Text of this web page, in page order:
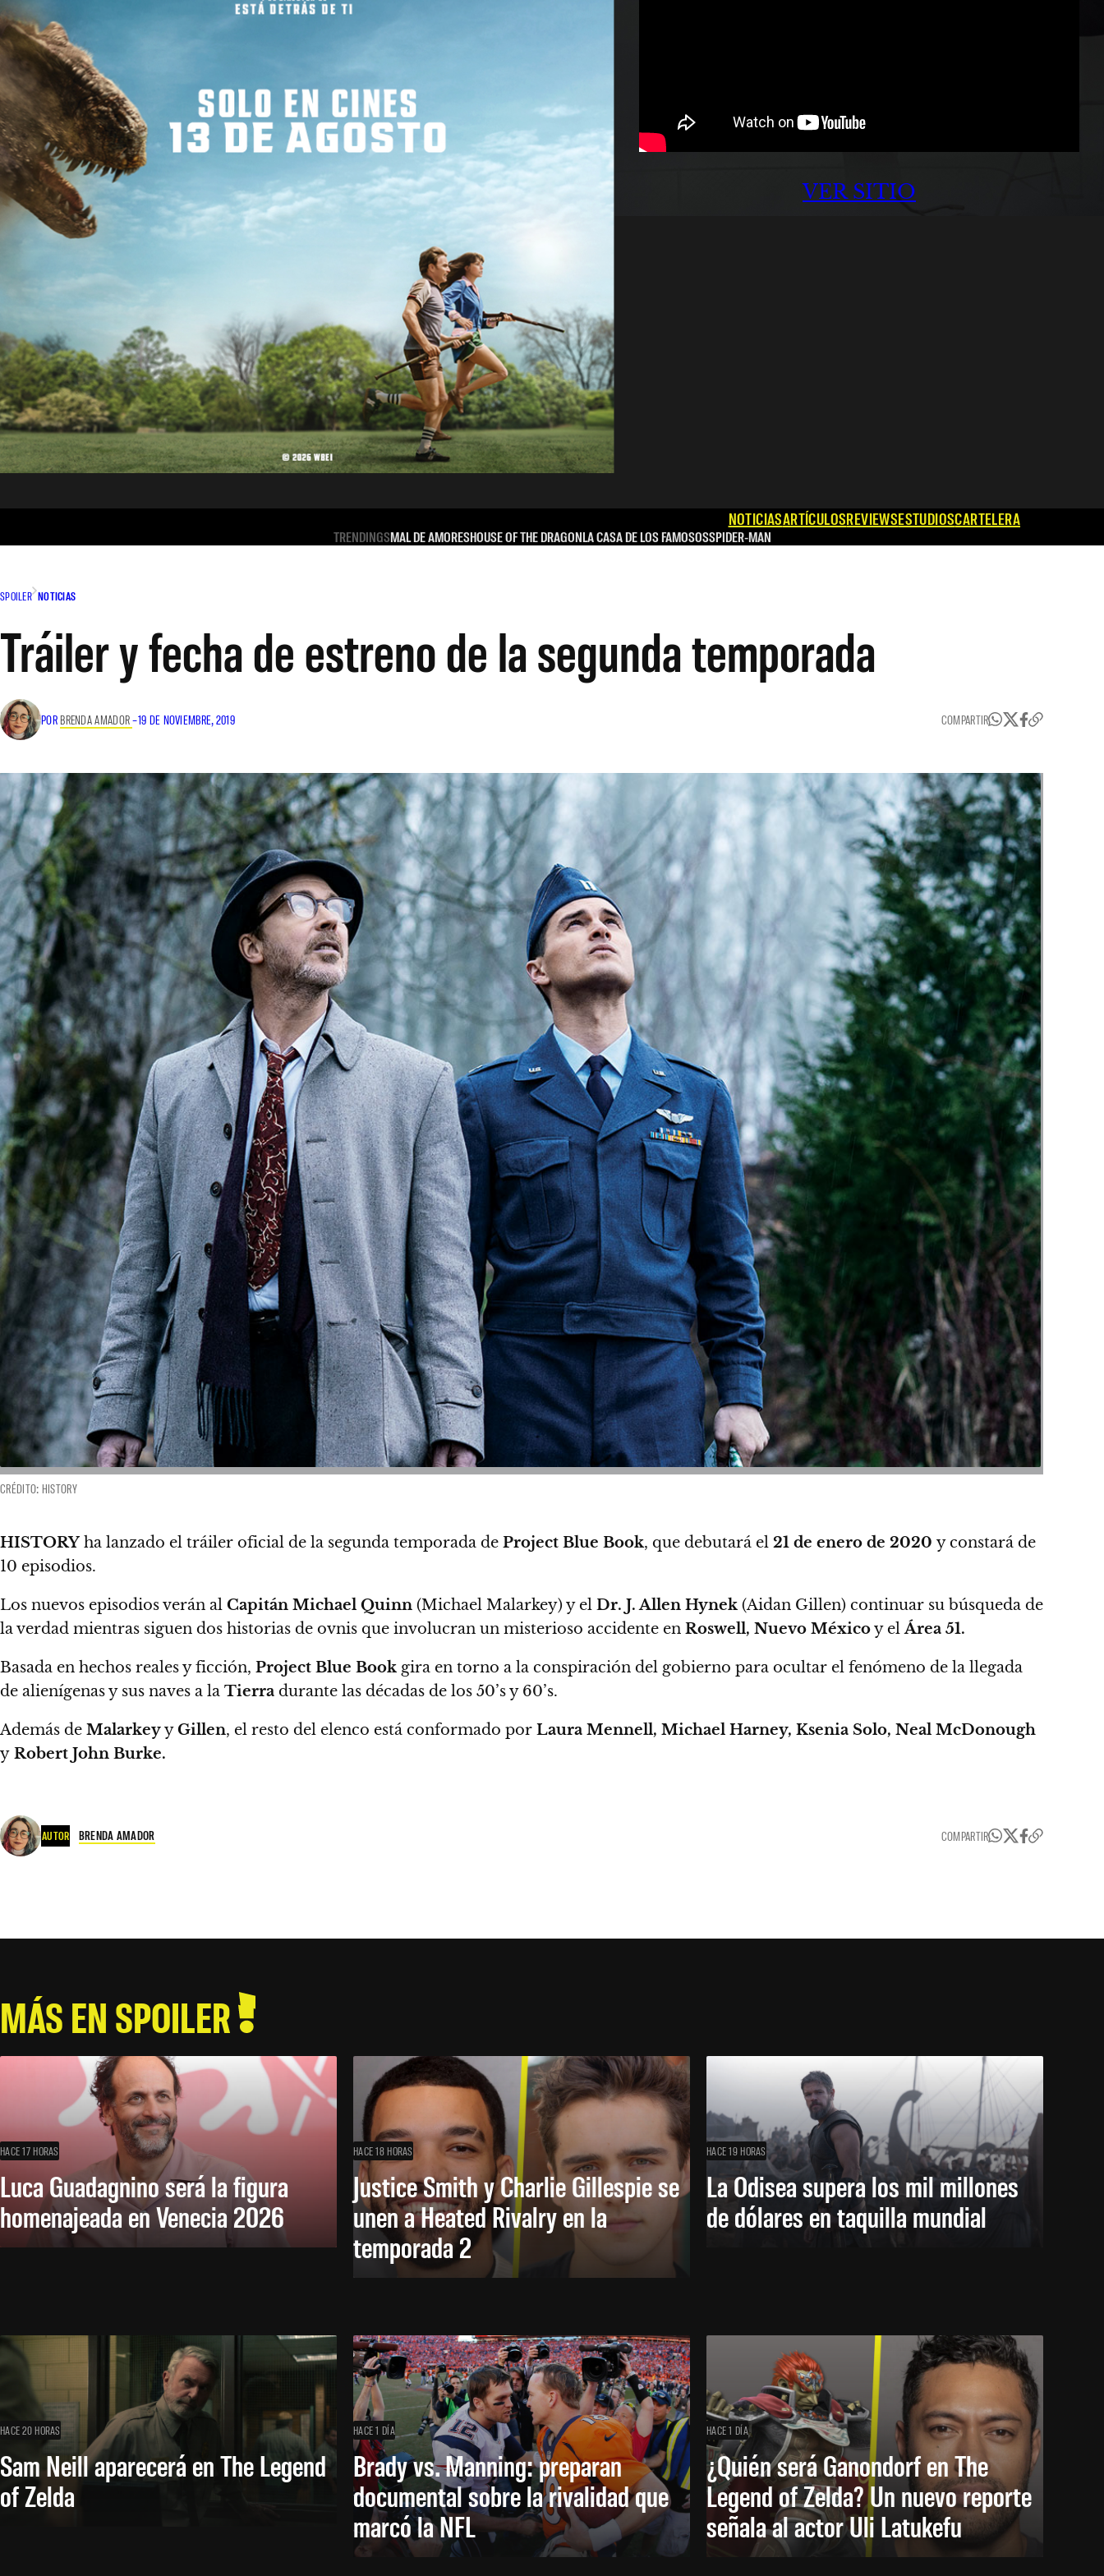
VER SITIO
NOTICIASARTÍCULOSREVIEWSESTUDIOSCARTELERA
TRENDINGSMAL DE AMORESHOUSE OF THE DRAGONLA CASA DE LOS FAMOSOSSPIDER-MAN
SPOILER NOTICIAS
Tráiler y fecha de estreno de la segunda temporada
POR BRENDA AMADOR–19 DE NOVIEMBRE, 2019 COMPARTIR
CRÉDITO: HISTORY
HISTORY ha lanzado el tráiler oficial de la segunda temporada de Project Blue Book, que debutará el 21 de enero de 2020 y constará de
10 episodios.
Los nuevos episodios verán al Capitán Michael Quinn (Michael Malarkey) y el Dr. J. Allen Hynek (Aidan Gillen) continuar su búsqueda de
la verdad mientras siguen dos historias de ovnis que involucran un misterioso accidente en Roswell, Nuevo Méxicoy elÁrea 51.
Basada en hechos reales y ficción, Project Blue Book gira en torno a la conspiración del gobierno para ocultar el fenómeno de la llegada
de alienígenas y sus naves a la Tierra durante las décadas de los 50’s y 60’s.
Además de MalarkeyyGillen, el resto del elenco está conformado por Laura Mennell, Michael Harney, Ksenia Solo, Neal McDonough
y Robert John Burke.
AUTOR BRENDA AMADOR COMPARTIR
MÁS EN SPOILER
HACE 17 HORAS
Luca Guadagnino será la figura
homenajeada en Venecia 2026
HACE 18 HORAS
Justice Smith y Charlie Gillespie se
unen a Heated Rivalry en la
temporada 2
HACE 19 HORAS
La Odisea supera los mil millones
de dólares en taquilla mundial
HACE 20 HORAS
Sam Neill aparecerá en The Legend
of Zelda
HACE 1 DÍA
Brady vs. Manning: preparan
documental sobre la rivalidad que
marcó la NFL
HACE 1 DÍA
¿Quién será Ganondorf en The
Legend of Zelda? Un nuevo reporte
señala al actor Uli Latukefu